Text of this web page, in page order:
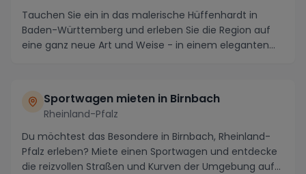
Tauchen Sie ein in das malerische Hüffenhardt in
Baden-Württemberg und erleben Sie die Region auf
eine ganz neue Art und Weise - in einem eleganten
Sportwagen mieten in Birnbach
Rheinland-Pfalz
Du möchtest das Besondere in Birnbach, Rheinland-
Pfalz erleben? Miete einen Sportwagen und entdecke
die reizvollen Straßen und Kurven der Umgebung auf...